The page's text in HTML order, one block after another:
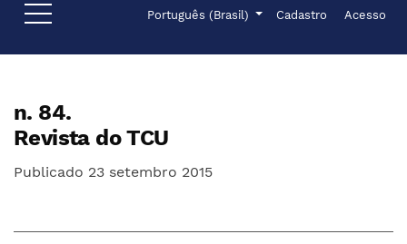
Ir para o menu de navegação principal
Ir para o conteúdo principal
Ir para o rodapé Idioma
Português (Brasil)
Menu de Cadastro Acesso
n. 84.
Revista do TCU
Publicado 23 setembro 2015